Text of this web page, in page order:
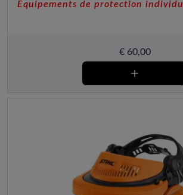
Équipements de protection
€60,00